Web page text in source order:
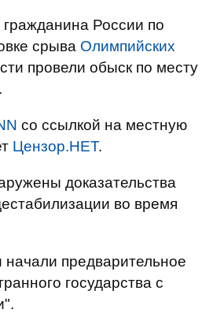
России по
срыва Олимпийских
провели обыск по месту
со ссылкой на местную
Цензор.НЕТ.
доказательства
во время
предварительное
государства с